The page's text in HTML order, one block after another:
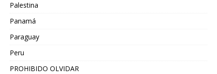
Palestina
Panamá
Paraguay
Peru
PROHIBIDO OLVIDAR